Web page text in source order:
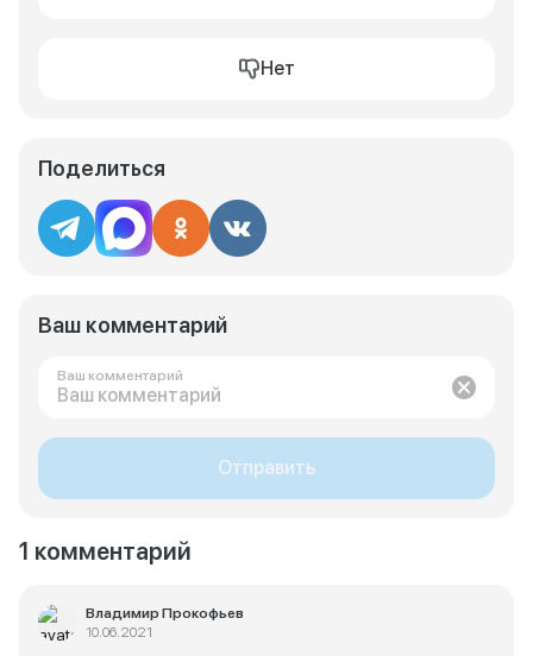
Нет
Поделиться
Ваш комментарий
Ваш комментарий
Отправить
1 комментарий
Владимир Прокофьев
10.06.2021